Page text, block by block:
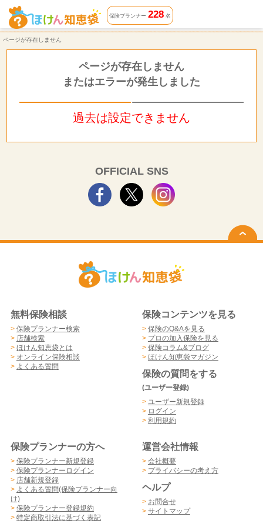
ページが存在しません | ほけん知恵袋
保険プランナー 228名
ページが存在しません
ページが存在しません
またはエラーが発生しました
過去は設定できません
OFFICIAL SNS
無料保険相談
> 保険プランナー検索
> 店舗検索
> ほけん知恵袋とは
> オンライン保険相談
> よくある質問
保険コンテンツを見る
> 保険のQ&Aを見る
> プロの加入保険を見る
> 保険コラム&ブログ
> ほけん知恵袋マガジン
保険の質問をする
(ユーザー登録)
> ユーザー新規登録
> ログイン
> 利用規約
保険プランナーの方へ
> 保険プランナー新規登録
> 保険プランナーログイン
> 店舗新規登録
> よくある質問(保険プランナー向
け)
> 保険プランナー登録規約
> 特定商取引法に基づく表記
運営会社情報
> 会社概要
> プライバシーの考え方
ヘルプ
> お問合せ
> サイトマップ